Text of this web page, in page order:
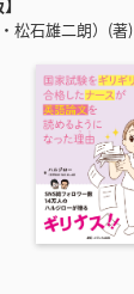
松石雄二朗）(著)